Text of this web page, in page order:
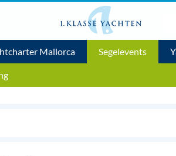
Mallorca Segelevents